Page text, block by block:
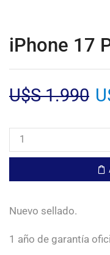
iPhone 17
U$S1.990
Nuevo sellado.
1 año de garantía